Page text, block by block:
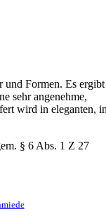
und Formen. Es ergibt
sehr angenehme,
wird in eleganten,
§ 6 Abs. 1 Z 27